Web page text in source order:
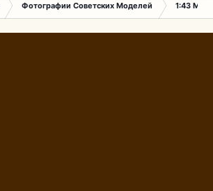
Фотографии Советских Моделей 1:43